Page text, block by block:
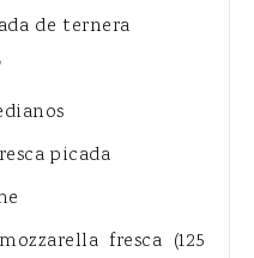
de ternera
picada
fresca (125